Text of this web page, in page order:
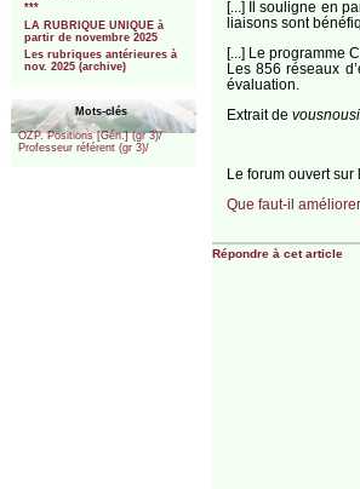
***
LA RUBRIQUE UNIQUE à
partir de novembre 2025
Les rubriques antérieures à
nov. 2025 (archive)
Mots-clés
OZP. Positions [Gén.] (gr 3)/
Professeur référent (gr 3)/
[...] Il sou­ligne en
liai­sons sont
[...] Le pro­gramme
Les 856 réseaux
évaluation.
Extrait de
Le forum ouvert
Que faut-il
Répondre à cet article